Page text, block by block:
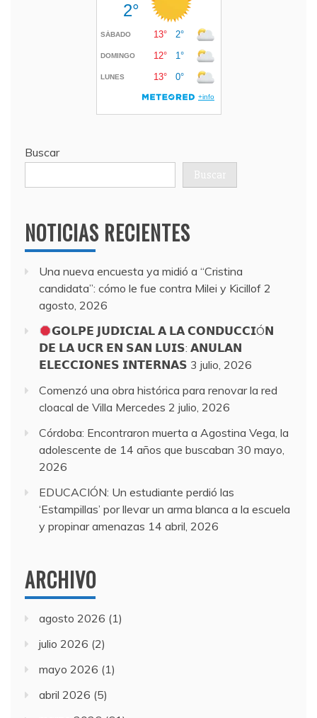
Buscar
Buscar
NOTICIAS RECIENTES
Una nueva encuesta ya midió a “Cristina
candidata”: cómo le fue contra Milei y Kicillof 2
agosto, 2026
𝗚𝗢𝗟𝗣𝗘 𝗝𝗨𝗗𝗜𝗖𝗜𝗔𝗟 𝗔 𝗟𝗔 𝗖𝗢𝗡𝗗𝗨𝗖𝗖𝗜Ó𝗡
𝗗𝗘 𝗟𝗔 𝗨𝗖𝗥 𝗘𝗡 𝗦𝗔𝗡 𝗟𝗨𝗜𝗦: 𝗔𝗡𝗨𝗟𝗔𝗡
𝗘𝗟𝗘𝗖𝗖𝗜𝗢𝗡𝗘𝗦 𝗜𝗡𝗧𝗘𝗥𝗡𝗔𝗦 3 julio, 2026
Comenzó una obra histórica para renovar la red
cloacal de Villa Mercedes 2 julio, 2026
Córdoba: Encontraron muerta a Agostina Vega, la
adolescente de 14 años que buscaban 30 mayo,
2026
EDUCACIÓN: Un estudiante perdió las
‘Estampillas’ por llevar un arma blanca a la escuela
y propinar amenazas 14 abril, 2026
ARCHIVO
agosto 2026 (1)
julio 2026 (2)
mayo 2026 (1)
abril 2026 (5)